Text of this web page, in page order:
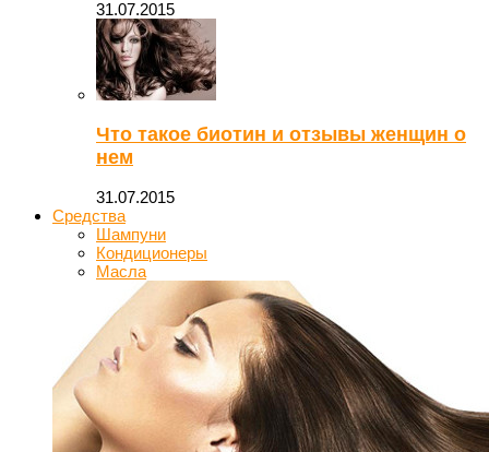
31.07.2015
Что такое биотин и отзывы женщин о
нем
31.07.2015
Средства
Шампуни
Кондиционеры
Масла